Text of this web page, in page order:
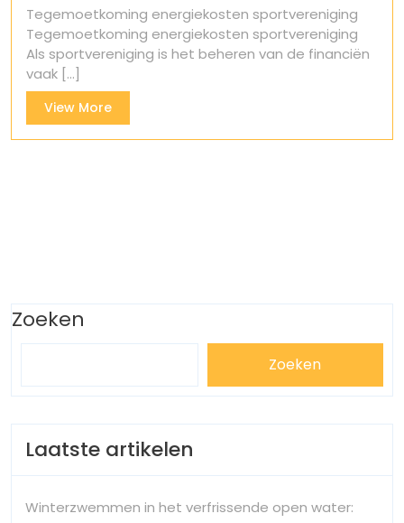
Tegemoetkoming energiekosten sportvereniging
Tegemoetkoming energiekosten sportvereniging
Als sportvereniging is het beheren van de financiën
vaak [...]
View MoreView
More
Zoeken
Zoeken
Laatste artikelen
Winterzwemmen in het verfrissende open water: